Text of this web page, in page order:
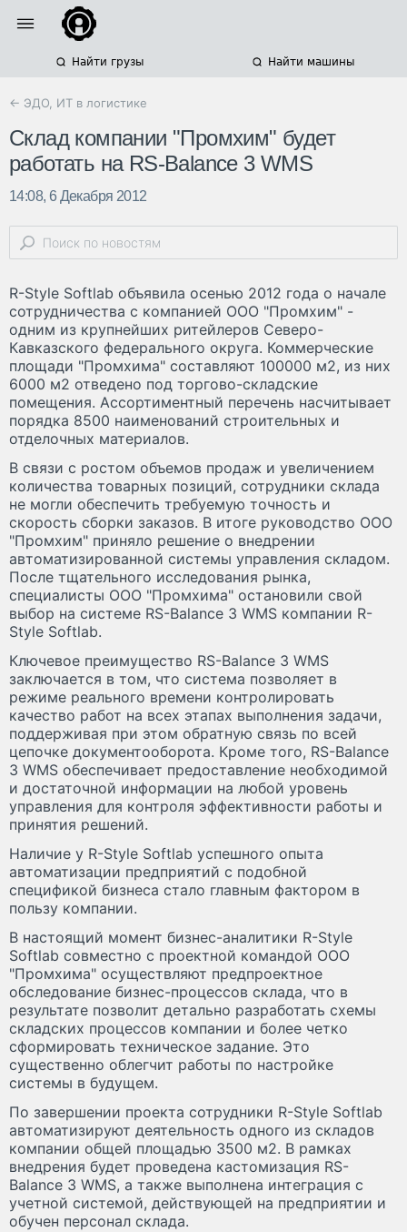
Найти грузы Найти машины
← ЭДО, ИТ в логистике
Склад компании "Промхим" будет
работать на RS-Balance 3 WMS
14:08, 6 Декабря 2012
R-Style Softlab объявила осенью 2012 года о начале
сотрудничества с компанией ООО "Промхим" -
одним из крупнейших ритейлеров Северо-
Кавказского федерального округа. Коммерческие
площади "Промхима" составляют 100000 м2, из них
6000 м2 отведено под торгово-складские
помещения. Ассортиментный перечень насчитывает
порядка 8500 наименований строительных и
отделочных материалов.
В связи с ростом объемов продаж и увеличением
количества товарных позиций, сотрудники склада
не могли обеспечить требуемую точность и
скорость сборки заказов. В итоге руководство ООО
"Промхим" приняло решение о внедрении
автоматизированной системы управления складом.
После тщательного исследования рынка,
специалисты ООО "Промхима" остановили свой
выбор на системе RS-Balance 3 WMS компании R-
Style Softlab.
Ключевое преимущество RS-Balance 3 WMS
заключается в том, что система позволяет в
режиме реального времени контролировать
качество работ на всех этапах выполнения задачи,
поддерживая при этом обратную связь по всей
цепочке документооборота. Кроме того, RS-Balance
3 WMS обеспечивает предоставление необходимой
и достаточной информации на любой уровень
управления для контроля эффективности работы и
принятия решений.
Наличие у R-Style Softlab успешного опыта
автоматизации предприятий с подобной
спецификой бизнеса стало главным фактором в
пользу компании.
В настоящий момент бизнес-аналитики R-Style
Softlab совместно с проектной командой ООО
"Промхима" осуществляют предпроектное
обследование бизнес-процессов склада, что в
результате позволит детально разработать схемы
складских процессов компании и более четко
сформировать техническое задание. Это
существенно облегчит работы по настройке
системы в будущем.
По завершении проекта сотрудники R-Style Softlab
автоматизируют деятельность одного из складов
компании общей площадью 3500 м2. В рамках
внедрения будет проведена кастомизация RS-
Balance 3 WMS, а также выполнена интеграция с
учетной системой, действующей на предприятии и
обучен персонал склада.